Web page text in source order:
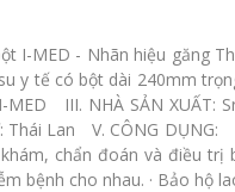
I-MED - Nhãn hiệu găng
y tế có bột dài 240mm
III. NHÀ SẢN XUẤT:
Thái Lan V. CÔNG
chẩn đoán và điều trị
bệnh cho nhau. · Bảo hộ